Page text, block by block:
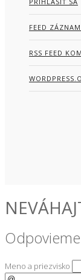
FEED
RSS FEED
Meno a priezvisko